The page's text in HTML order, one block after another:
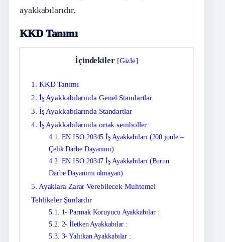
ayakkabılarıdır.
KKD Tanımı
İçindekiler [Gizle]
1. KKD Tanımı
2. İş Ayakkabılarında Genel Standartlar
3. İş Ayakkabılarında Standartlar
4. İş Ayakkabılarında ortak semboller
4.1.
EN ISO 20345 İş Ayakkabıları (200 joule –
Çelik Darbe Dayanımı)
4.2. EN ISO 20347 İş Ayakkabıları (Burun
Darbe Dayanımı olmayan)
5. Ayaklara Zarar Verebilecek Muhtemel
Tehlikeler Şunlardır
5.1.
1- Parmak Koruyucu Ayakkabılar :
5.2.
2- İletken Ayakkabılar :
5.3. 3- Yalıtkan Ayakkabılar :